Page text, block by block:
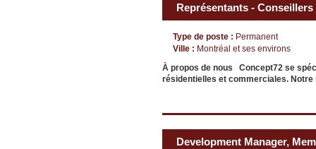
Représentants - Conseillers
Type de poste : Permanent
Ville : Montréal et ses environs
À propos de nous Concept72 se
résidentielles et commerciales.
Development Manager,